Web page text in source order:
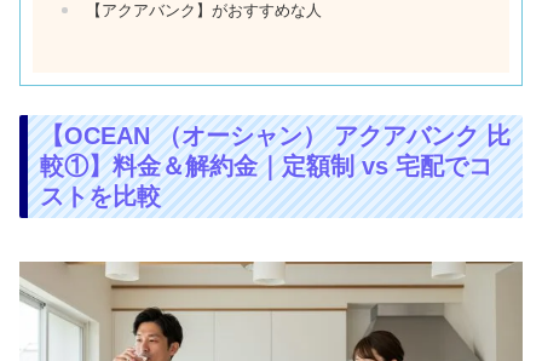
【アクアバンク】がおすすめな人
【OCEAN （オーシャン） アクアバンク 比
較①】料金＆解約金｜定額制 vs 宅配でコ
ストを比較